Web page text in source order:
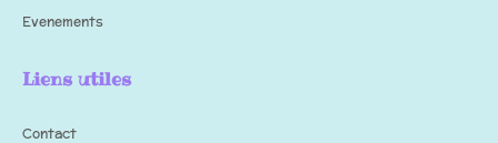
Evenements
Liens utiles
Contact